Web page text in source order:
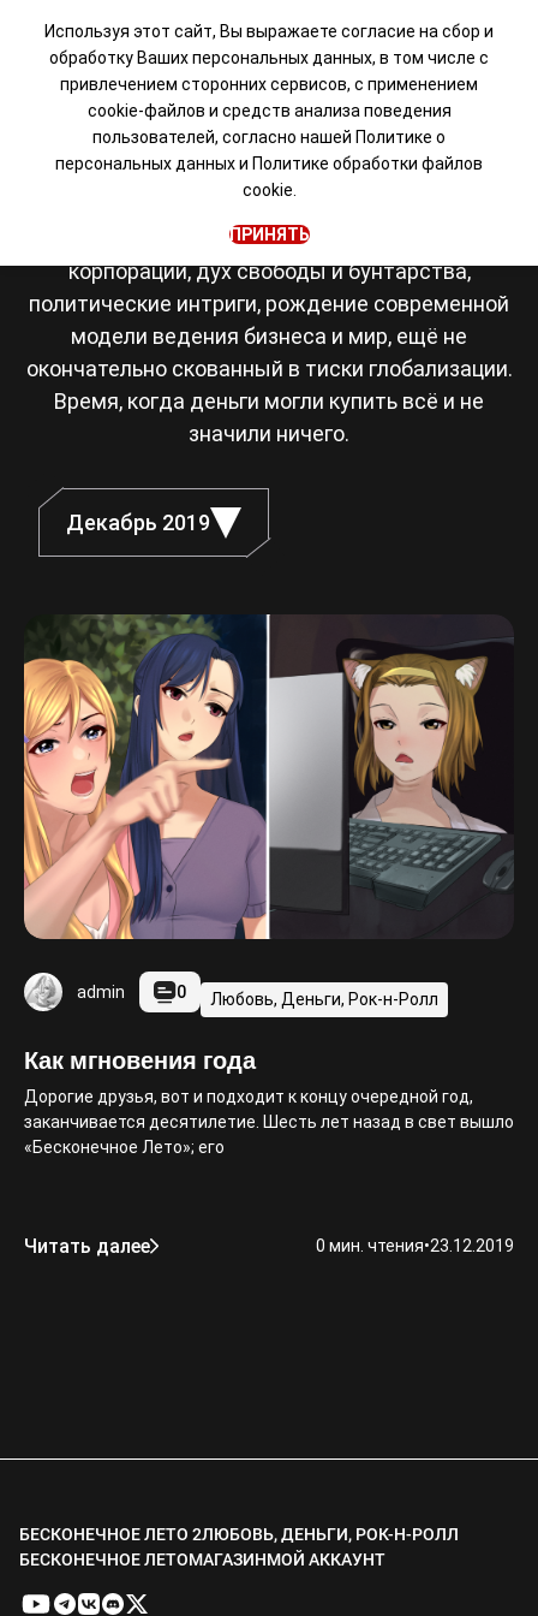
Визуальная новелла в
сеттинге Японии 80-х
музыки, становление транснациональных
корпораций, дух свободы и бунтарства,
политические интриги, рождение современной
модели ведения бизнеса и мир, ещё не
окончательно скованный в тиски глобализации.
Время, когда деньги могли купить всё и не
значили ничего.
Декабрь 2019
admin 0 Любовь, Деньги, Рок-н-Ролл
Как мгновения года
Дорогие друзья, вот и подходит к концу очередной год,
заканчивается десятилетие. Шесть лет назад в свет вышло
«Бесконечное Лето»; его
Читать далее 0 мин. чтения•23.12.2019
БЕСКОНЕЧНОЕ ЛЕТО 2ЛЮБОВЬ, ДЕНЬГИ, РОК-Н-РОЛЛ
БЕСКОНЕЧНОЕ ЛЕТОМАГАЗИНМОЙ АККАУНТ
Используя этот сайт, Вы выражаете согласие на сбор и
обработку Ваших персональных данных, в том числе с
привлечением сторонних сервисов, с применением
cookie-файлов и средств анализа поведения
пользователей, согласно нашей Политике о
персональных данныхи Политике обработки файлов
cookie.
ПРИНЯТЬ